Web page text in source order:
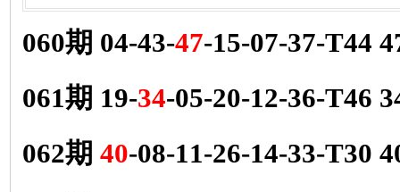
060期 04-43-47-15-07-37-T44
061期 19-34-05-20-12-36-T46
062期 40-08-11-26-14-33-T30